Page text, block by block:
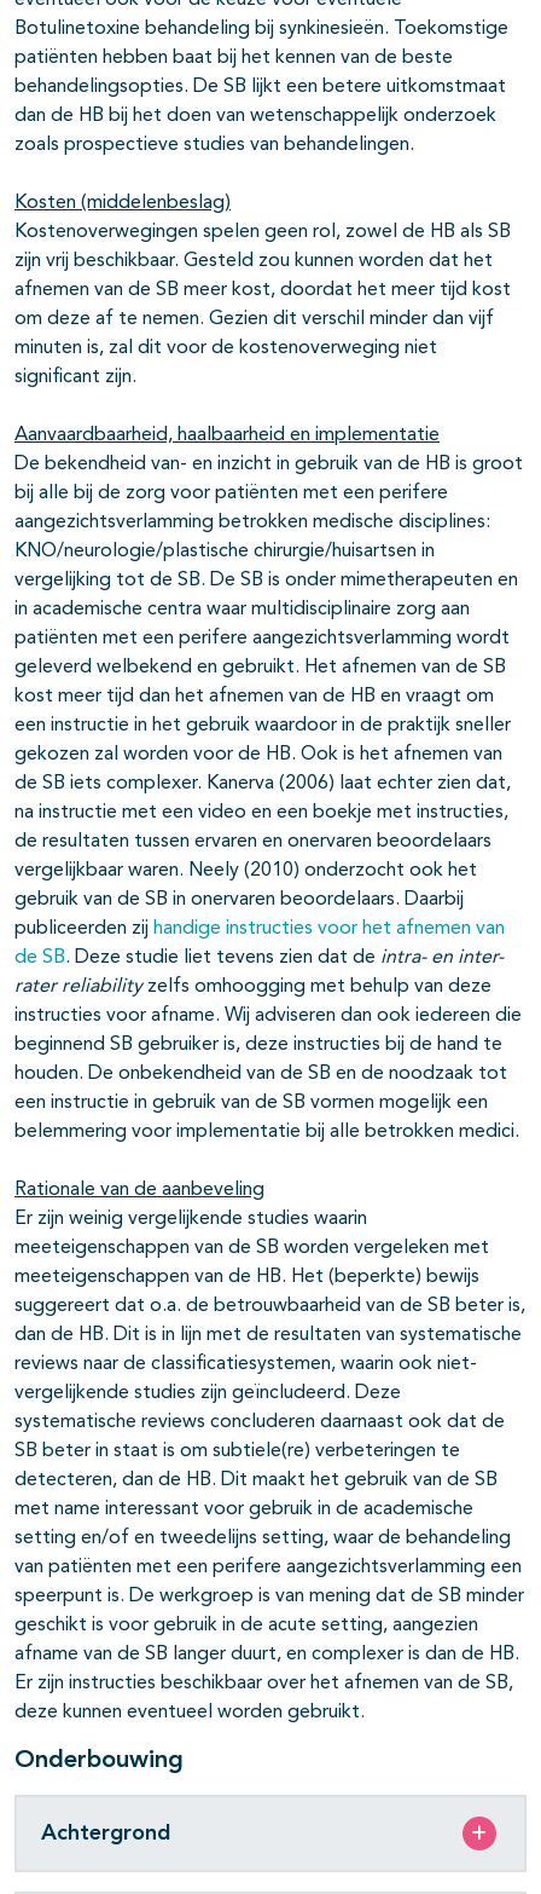
Botulinetoxine behandeling bij synkinesieën. Toekomstige
patiënten hebben baat bij het kennen van de beste
behandelingsopties. De SB lijkt een betere uitkomstmaat
dan de HB bij het doen van wetenschappelijk onderzoek
zoals prospectieve studies van behandelingen.
Kosten (middelenbeslag)
Kostenoverwegingen spelen geen rol, zowel de HB als SB
zijn vrij beschikbaar. Gesteld zou kunnen worden dat het
afnemen van de SB meer kost, doordat het meer tijd kost
om deze af te nemen. Gezien dit verschil minder dan vijf
minuten is, zal dit voor de kostenoverweging niet
significant zijn.
Aanvaardbaarheid, haalbaarheid en implementatie
De bekendheid van- en inzicht in gebruik van de HB is groot
bij alle bij de zorg voor patiënten met een perifere
aangezichtsverlamming betrokken medische disciplines:
KNO/neurologie/plastische chirurgie/huisartsen in
vergelijking tot de SB. De SB is onder mimetherapeuten en
in academische centra waar multidisciplinaire zorg aan
patiënten met een perifere aangezichtsverlamming wordt
geleverd welbekend en gebruikt. Het afnemen van de SB
kost meer tijd dan het afnemen van de HB en vraagt om
een instructie in het gebruik waardoor in de praktijk sneller
gekozen zal worden voor de HB. Ook is het afnemen van
de SB iets complexer. Kanerva (2006) laat echter zien dat,
na instructie met een video en een boekje met instructies,
de resultaten tussen ervaren en onervaren beoordelaars
vergelijkbaar waren. Neely (2010) onderzocht ook het
gebruik van de SB in onervaren beoordelaars. Daarbij
publiceerden zij handige instructies voor het afnemen van
de SB. Deze studie liet tevens zien dat de intra- en inter-
rater reliabilityzelfs omhoogging met behulp van deze
instructies voor afname. Wij adviseren dan ook iedereen die
beginnend SB gebruiker is, deze instructies bij de hand te
houden. De onbekendheid van de SB en de noodzaak tot
een instructie in gebruik van de SB vormen mogelijk een
belemmering voor implementatie bij alle betrokken medici.
Rationale van de aanbeveling
Er zijn weinig vergelijkende studies waarin
meeteigenschappen van de SB worden vergeleken met
meeteigenschappen van de HB. Het (beperkte) bewijs
suggereert dat o.a. de betrouwbaarheid van de SB beter is,
dan de HB. Dit is in lijn met de resultaten van systematische
reviews naar de classificatiesystemen, waarin ook niet-
vergelijkende studies zijn geïncludeerd. Deze
systematische reviews concluderen daarnaast ook dat de
SB beter in staat is om subtiele(re) verbeteringen te
detecteren, dan de HB. Dit maakt het gebruik van de SB
met name interessant voor gebruik in de academische
setting en/of en tweedelijns setting, waar de behandeling
van patiënten met een perifere aangezichtsverlamming een
speerpunt is. De werkgroep is van mening dat de SB minder
geschikt is voor gebruik in de acute setting, aangezien
afname van de SB langer duurt, en complexer is dan de HB.
Er zijn instructies beschikbaar over het afnemen van de SB,
deze kunnen eventueel worden gebruikt.
Onderbouwing
Achtergrond